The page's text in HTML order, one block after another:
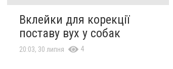
Вклейки для корекції
поставу вух у собак
20:03, 30 липня 4